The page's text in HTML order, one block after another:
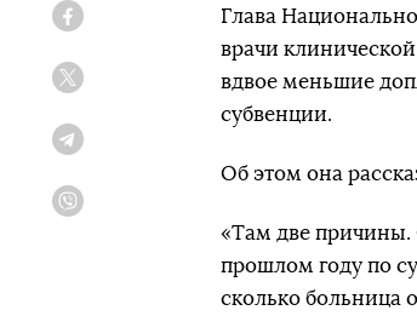
Глава
врачи
вдвое меньшие
субвенции.
Об этом она
«Там две причины.
прошлом году по
сколько больница